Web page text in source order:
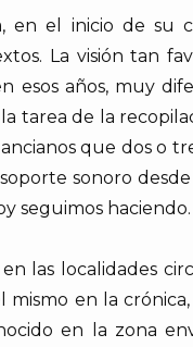
en el inicio de su
La visión tan
esos años, muy
tarea de la
que dos o
sonoro
seguimos haciendo.
las localidades
mismo en la
en la zona